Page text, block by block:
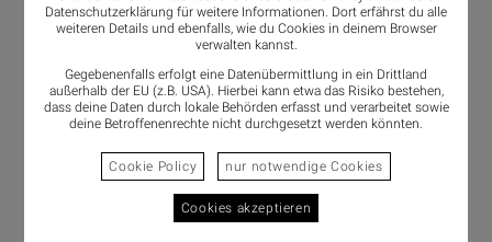
Datenschutzerklärung für weitere Informationen. Dort erfährst du alle
weiteren Details und ebenfalls, wie du Cookies in deinem Browser
verwalten kannst.
Gegebenenfalls erfolgt eine Datenübermittlung in ein Drittland
außerhalb der EU (z.B. USA). Hierbei kann etwa das Risiko bestehen,
dass deine Daten durch lokale Behörden erfasst und verarbeitet sowie
deine Betroffenenrechte nicht durchgesetzt werden könnten.
Cookie Policy nur notwendige Cookies
Cookies akzeptieren